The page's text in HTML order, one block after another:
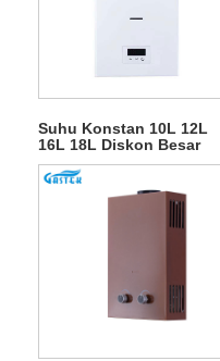
Suhu Konstan 10L 12L
16L 18L Diskon Besar
Tipe Buang Dipasang Di
Dinding Tanpa Tangki
LPG Instan Pemanas Air
Gas Air Panas Alami